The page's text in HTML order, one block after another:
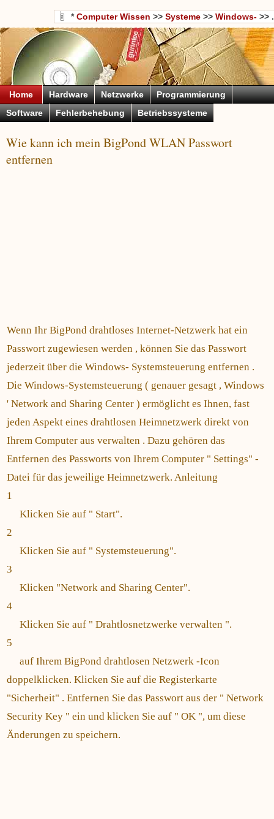
*Computer Wissen >> Systeme >> Windows- >> .
Home Hardware Netzwerke
Programmierung
Software
Fehlerbehebung Betriebssysteme
Wie kann ich mein BigPond WLAN Passwort
entfernen
Wenn Ihr BigPond drahtloses Internet-Netzwerk hat ein
Passwort zugewiesen werden , können Sie das Passwort
jederzeit über die Windows- Systemsteuerung entfernen .
Die Windows-Systemsteuerung ( genauer gesagt , Windows
' Network and Sharing Center ) ermöglicht es Ihnen, fast
jeden Aspekt eines drahtlosen Heimnetzwerk direkt von
Ihrem Computer aus verwalten . Dazu gehören das
Entfernen des Passworts von Ihrem Computer " Settings" -
Datei für das jeweilige Heimnetzwerk. Anleitung
1
Klicken Sie auf " Start".
2
Klicken Sie auf " Systemsteuerung".
3
Klicken "Network and Sharing Center".
4
Klicken Sie auf " Drahtlosnetzwerke verwalten ".
5
auf Ihrem BigPond drahtlosen Netzwerk -Icon
doppelklicken. Klicken Sie auf die Registerkarte
"Sicherheit" . Entfernen Sie das Passwort aus der " Network
Security Key " ein und klicken Sie auf " OK ", um diese
Änderungen zu speichern.